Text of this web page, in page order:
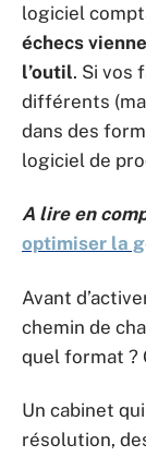
logiciel
échecs
l’outil. Si vos
différents
dans des
logiciel de
A lire en
optimiser la
Avant
chemin de
quel format ?
Un cabinet
résolution,